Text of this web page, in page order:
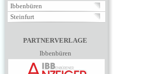
Ibbenbüren
Steinfurt
PARTNERVERLAGE
Ibbenbüren